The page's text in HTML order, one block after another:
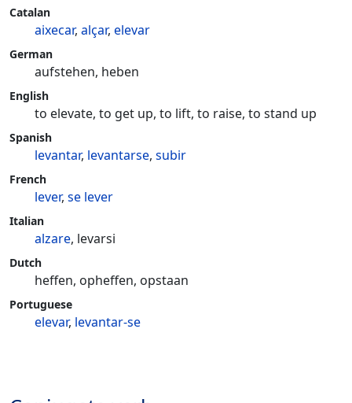
Catalan
aixecar, alçar, elevar
German
aufstehen, heben
English
to elevate, to get up, to lift, to raise, to stand up
Spanish
levantar, levantarse, subir
French
lever, se lever
Italian
alzare, levarsi
Dutch
heffen, opheffen, opstaan
Portuguese
elevar, levantar-se